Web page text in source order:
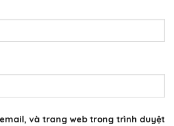
và trang web trong trình duyệt